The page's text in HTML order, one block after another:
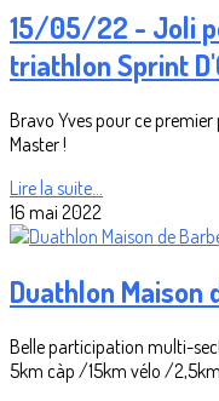
15/05/22 - Joli
triathlon Sprint
Bravo Yves pour ce
Master !
Lire la suite...
16 mai 2022
Duathlon Maison
Belle participation multi-
5km càp /15km vélo /2,5km...